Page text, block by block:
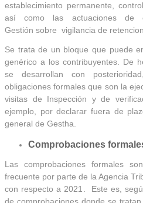
establecimiento permanente ,
así como las actuaciones de
Gestión sobre vigilancia de
Se trata de un bloque que puede
genérico a los contribuyentes . De
se desarrollan con
obligaciones formales que son la
visitas de Inspección y de
ejemplo, por declarar fuera de
general de Gestha.
Comprobaciones
Las comprobaciones formales
frecuente por parte de la Agencia
con respecto a 2021. Este es,